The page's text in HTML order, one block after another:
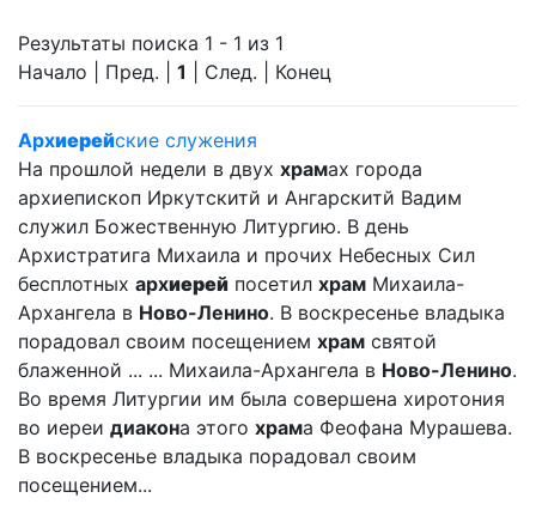
Результаты поиска 1 - 1 из 1
Начало | Пред. | 1 | След. | Конец
Архиерейские служения
На прошлой недели в двух храмах города
архиепископ Иркутскитй и Ангарскитй Вадим
служил Божественную Литургию. В день
Архистратига Михаила и прочих Небесных Сил
бесплотных архиерей посетил храм Михаила-
Архангела в Ново-Ленино. В воскресенье владыка
порадовал своим посещением храм святой
блаженной ... ... Михаила-Архангела в Ново-Ленино.
Во время Литургии им была совершена хиротония
во иереи диакона этого храма Феофана Мурашева.
В воскресенье владыка порадовал своим
посещением...